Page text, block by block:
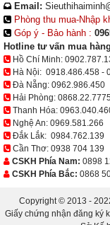
Email:
Phòng thu mua-Nhập
Góp ý - Bảo hành :
Hotline tư vấn mua
Hồ Chí Minh:
Hà Nội: 0918.486.458 -
Đà Nẵng: 0962.986.450
Hải Phòng: 0868.22.7775
Thanh Hóa:
Nghệ An: 0969.581.266
Đắk Lắk: 0984.762.139
Cần Thơ: 0938 704 139
CSKH Phía Nam: 0898
CSKH Phía Bắc: 0868
Copyright © 2013 -
Giấy chứng nhận đăng ký